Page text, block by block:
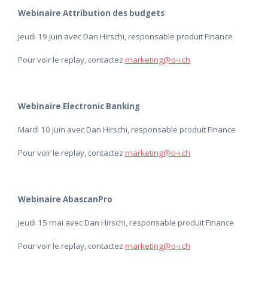
Webinaire Attribution des budgets
Jeudi 19 juin avec Dan Hirschi, responsable produit Finance
Pour voir le replay, contactez marketing@o-i.ch
Webinaire Electronic Banking
Mardi 10 juin avec Dan Hirschi, responsable produit Finance
Pour voir le replay, contactez marketing@o-i.ch
Webinaire AbascanPro
Jeudi 15 mai avec Dan Hirschi, responsable produit Finance
Pour voir le replay, contactez marketing@o-i.ch